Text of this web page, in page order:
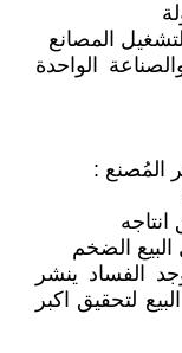
المصانع
الواحدة
المُصنع :
الضخم
الفساد ينشر
لتحقيق اكبر